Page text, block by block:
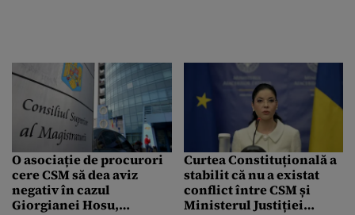
O asociație de procurori
cere CSM să dea aviz
negativ în cazul
Giorgianei Hosu,
Curtea Constituțională a
stabilit că nu a existat
conflict între CSM și
Ministerul Justiției